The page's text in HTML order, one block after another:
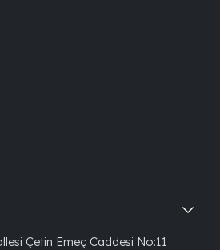
Çetin Emeç Caddesi No:11